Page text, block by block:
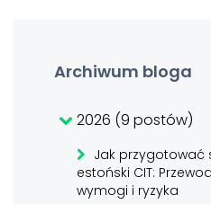
Archiwum bloga
2026 (9 postów)
Jak przygotować
estoński CIT:
wymogi i ryzyka